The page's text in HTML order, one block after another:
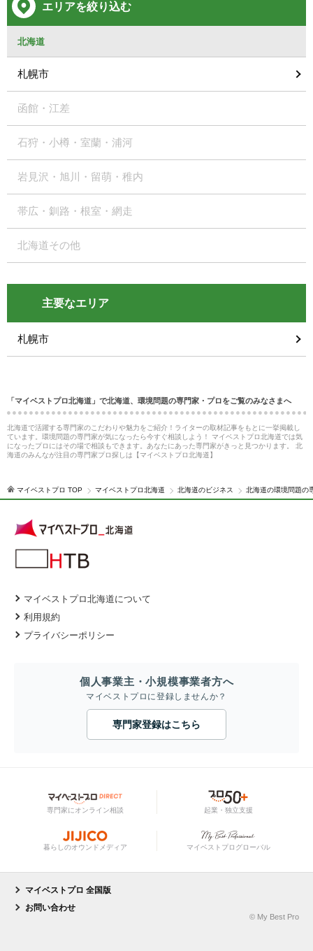
エリアを絞り込む
北海道
札幌市
函館・江差
石狩・小樽・室蘭・浦河
岩見沢・旭川・留萌・稚内
帯広・釧路・根室・網走
北海道その他
主要なエリア
札幌市
「マイベストプロ北海道」で北海道、環境問題の専門家・プロをご覧のみなさまへ
北海道で活躍する専門家のこだわりや魅力をご紹介！ライターの取材記事をもとに一挙掲載し
ています。環境問題の専門家が気になったら今すぐ相談しよう！ マイベストプロ北海道では気
になったプロにはその場で相談もできます。あなたにあった専門家がきっと見つかります。 北
海道のみんなが注目の専門家プロ探しは【マイベストプロ北海道】
マイベストプロ TOP マイベストプロ北海道 北海道のビジネス 北海道の環境問題の
マイベストプロ北海道について
利用規約
プライバシーポリシー
個人事業主・小規模事業者方へ
マイベストプロに登録しませんか？
専門家登録はこちら
専門家にオンライン相談 起業・独立支援
暮らしのオウンドメディア マイベストプログローバル
マイベストプロ 全国版
お問い合わせ
© My Best Pro